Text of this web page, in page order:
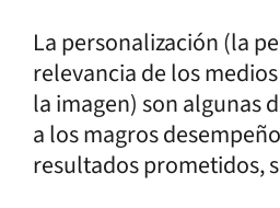
La personalización (la
relevancia de los
la imagen) son algunas
a los magros
resultados prometidos,